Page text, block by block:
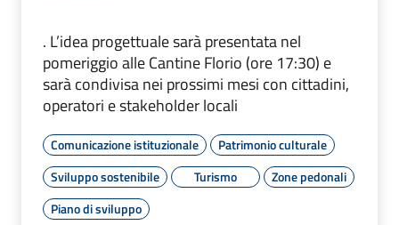
. L’idea progettuale sarà presentata nel
pomeriggio alle Cantine Florio (ore 17:30) e
sarà condivisa nei prossimi mesi con cittadini,
operatori e stakeholder locali
Comunicazione istituzionale
Patrimonio culturale
Sviluppo sostenibile
Turismo
Zone pedonali
Piano di sviluppo